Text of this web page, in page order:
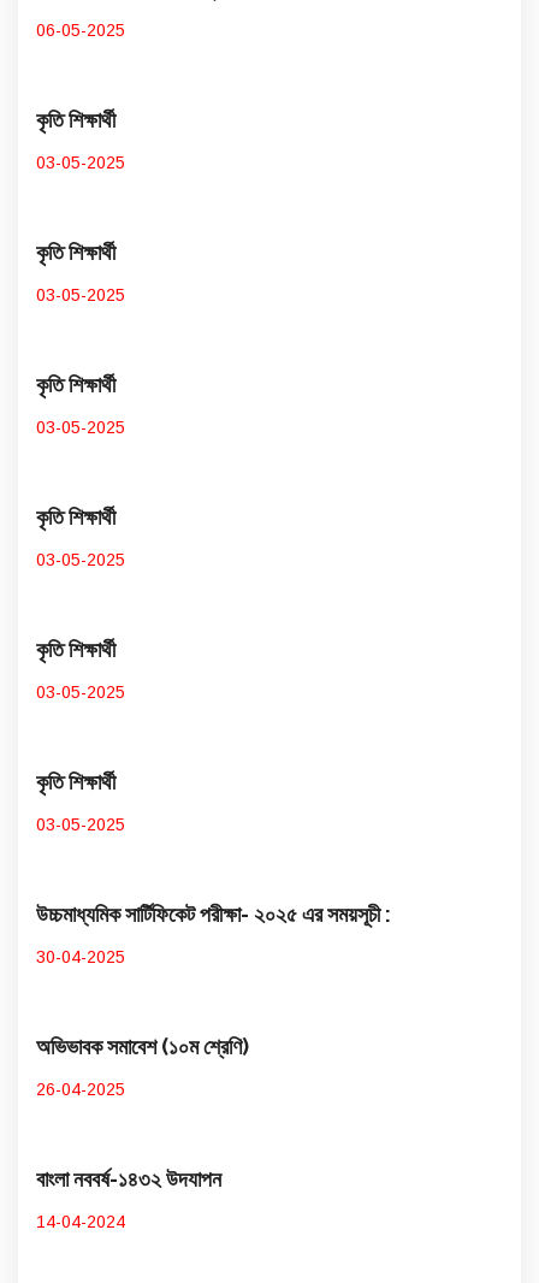
06-05-2025
কৃতি শিক্ষার্থী
03-05-2025
কৃতি শিক্ষার্থী
03-05-2025
কৃতি শিক্ষার্থী
03-05-2025
কৃতি শিক্ষার্থী
03-05-2025
কৃতি শিক্ষার্থী
03-05-2025
কৃতি শিক্ষার্থী
03-05-2025
উচ্চমাধ্যমিক সার্টিফিকেট পরীক্ষা- ২০২৫ এর সময়সূচী :
30-04-2025
অভিভাবক সমাবেশ (১০ম শ্রেণি)
26-04-2025
বাংলা নববর্ষ-১৪৩২ উদযাপন
14-04-2024